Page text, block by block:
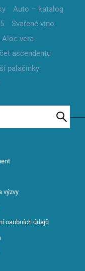
Auto – katalog
Svařené víno
Aloe vera
ascendentu
palačinky
výzvy
osobních údajů